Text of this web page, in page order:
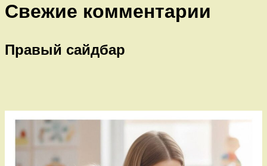
Свежие комментарии
Правый сайдбар